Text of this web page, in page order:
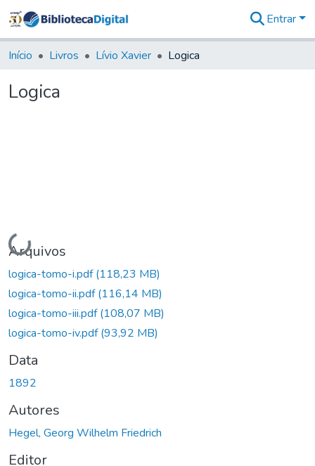
&
Coleções
Entrar
Início Livros Lívio Xavier Logica
Logica
Carregando...
Arquivos
logica-tomo-i.pdf(118,23 MB)
logica-tomo-ii.pdf(116,14 MB)
logica-tomo-iii.pdf(108,07 MB)
logica-tomo-iv.pdf(93,92 MB)
Data
1892
Autores
Hegel, Georg Wilhelm Friedrich
Editor